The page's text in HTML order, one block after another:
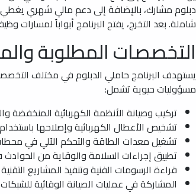
دبلوم مشارك، بالإضافة إلى دعم مالي شهري يغطي
شاملة. بعد التخرج، يفتح البرنامج أبواباً
التخصصات المطلوبة
يستهدف البرنامج حاملي الدبلوم في مختلف التخصصات
مسؤوليات حيوية تشمل:
تركيب وصيانة الأنظمة الكهربائية المنخفضة
تشخيص الأعطال الكهربائية وإصلاحها
تشغيل معدات الطاقة والتحكم الآلي في
تطبيق إجراءات السلامة والوقاية من الحوادث
قراءة الرسومات الفنية وتنفيذ المشاريع
المشاركة في عمليات الصيانة الوقائية للشبكات